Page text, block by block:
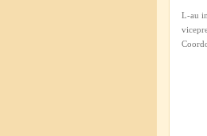
L-au